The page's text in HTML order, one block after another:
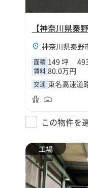
神奈川県秦野
面積 149 坪
賃料 80.0万円
交通 東名高速
この物件を
工場